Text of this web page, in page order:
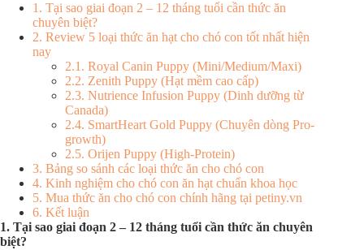
1. Tại sao giai đoạn 2 – 12 tháng tuổi cần thức ăn
chuyên biệt?
2. Review 5 loại thức ăn hạt cho chó con tốt nhất hiện
nay
2.1. Royal Canin Puppy (Mini/Medium/Maxi)
2.2. Zenith Puppy (Hạt mềm cao cấp)
2.3. Nutrience Infusion Puppy (Dinh dưỡng từ
Canada)
2.4. SmartHeart Gold Puppy (Chuyên dòng Pro-
growth)
2.5. Orijen Puppy (High-Protein)
3. Bảng so sánh các loại thức ăn cho chó con
4. Kinh nghiệm cho chó con ăn hạt chuẩn khoa học
5. Mua thức ăn cho chó con chính hãng tại petiny.vn
6. Kết luận
1. Tại sao giai đoạn 2 – 12 tháng tuổi cần thức ăn chuyên
biệt?